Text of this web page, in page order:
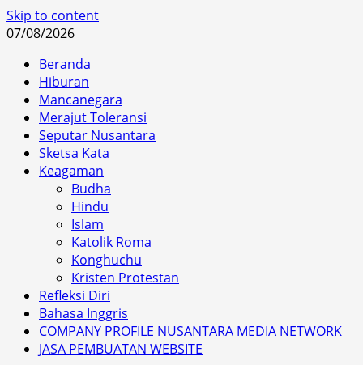
Skip to content
07/08/2026
Beranda
Hiburan
Mancanegara
Merajut Toleransi
Seputar Nusantara
Sketsa Kata
Keagaman
Budha
Hindu
Islam
Katolik Roma
Konghuchu
Kristen Protestan
Refleksi Diri
Bahasa Inggris
COMPANY PROFILE NUSANTARA MEDIA NETWORK
JASA PEMBUATAN WEBSITE